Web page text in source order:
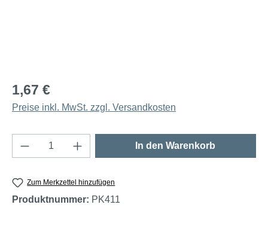
1,67 €
Preise inkl. MwSt. zzgl. Versandkosten
Produkt Anzahl: Gib den gewünschten
In den Warenkorb
Zum Merkzettel hinzufügen
Produktnummer: PK411